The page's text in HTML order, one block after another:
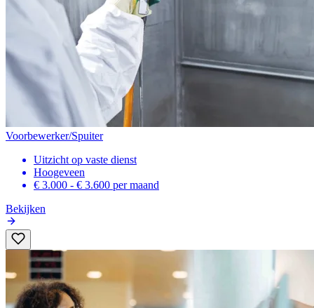
Voorbewerker/Spuiter
Uitzicht op vaste dienst
Hoogeveen
€ 3.000 - € 3.600 per maand
Bekijken